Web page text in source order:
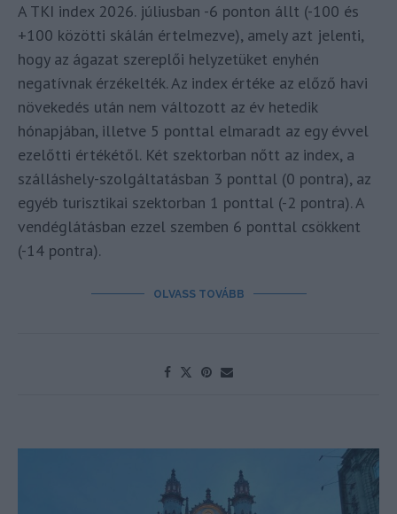
A TKI index 2026. júliusban -6 ponton állt (-100 és
+100 közötti skálán értelmezve), amely azt jelenti,
hogy az ágazat szereplői helyzetüket enyhén
negatívnak érzékelték. Az index értéke az előző havi
növekedés után nem változott az év hetedik
hónapjában, illetve 5 ponttal elmaradt az egy évvel
ezelőtti értékétől. Két szektorban nőtt az index, a
szálláshely-szolgáltatásban 3 ponttal (0 pontra), az
egyéb turisztikai szektorban 1 ponttal (-2 pontra). A
vendéglátásban ezzel szemben 6 ponttal csökkent
(-14 pontra).
OLVASS TOVÁBB